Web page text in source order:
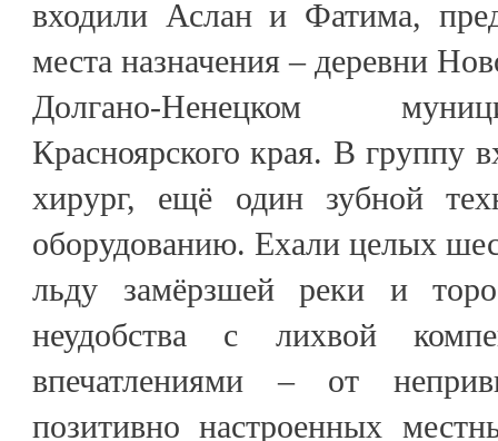
входили Аслан и Фатима,
места назначения – деревни
Долгано-Ненецком
Красноярского края. В группу
хирург, ещё один зубной
оборудованию. Ехали целых
льду замёрзшей реки и
неудобства с лихвой
впечатлениями – от
позитивно настроенных